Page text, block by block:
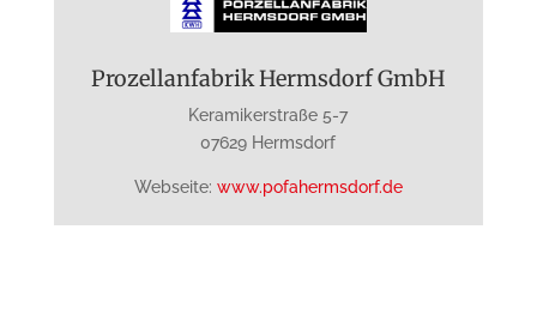
Prozellanfabrik Hermsdorf GmbH
Keramikerstraße 5-7
07629 Hermsdorf
Webseite: www.pofahermsdorf.de